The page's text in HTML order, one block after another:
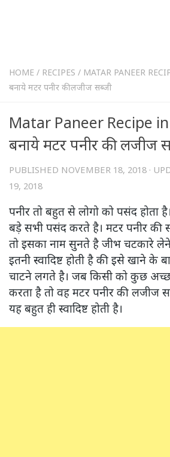
HOME / RECIPES / MATAR PANEER
बनाये मटर पनीर की लजीज सब्जी
Matar Paneer Recipe
बनाये मटर पनीर की लजीज
PUBLISHED NOVEMBER 18, 2018 ·
19, 2018
पनीर तो बहुत से लोगो को पसंद होता
बड़े सभी पसंद करते है। मटर पनीर की
तो इसका नाम सुनते है जीभ चटकारे
इतनी स्वादिष्ट होती है की इसे खाने के
चाटने लगते है। जब किसी को कुछ
करता है तो वह मटर पनीर की लजीज
यह बहुत ही स्वादिष्ट होती है।